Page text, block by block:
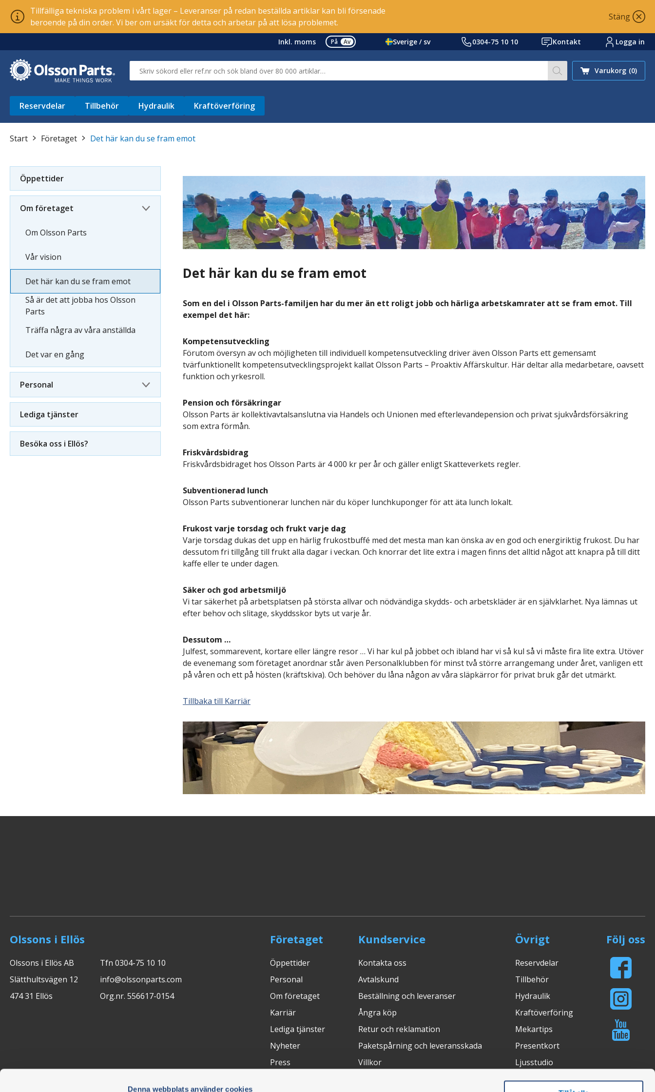
Denna webbplats använder cookies
Tillfälliga tekniska problem i vårt lager – Leveranser på redan beställda artiklar kan bli försenade
beroende på din order. Vi ber om ursäkt för detta och arbetar på att lösa problemet.
Stäng
Inkl. moms På Av Sverige / sv 0304-75 10 10 Kontakt Logga in
Skriv sökord eller
Varukorg (0)
Reservdelar Tillbehör Hydraulik Kraftöverföring
Start Företaget Det här kan du se fram emot
Öppettider
Om företaget
Om Olsson Parts
Vår vision
Det här kan du se fram emot
Så är det att jobba hos Olsson
Parts
Träffa några av våra anställda
Det var en gång
Personal
Lediga tjänster
Besöka oss i Ellös?
Det här kan du se fram emot
Som en del i Olsson Parts-familjen har du mer än ett roligt jobb och härliga arbetskamrater att se fram emot. Till
exempel det här:
Kompetensutveckling
Förutom översyn av och möjligheten till individuell kompetensutveckling driver även Olsson Parts ett gemensamt
tvärfunktionellt kompetensutvecklingsprojekt kallat Olsson Parts – Proaktiv Affärskultur. Här deltar alla medarbetare, oavsett
funktion och yrkesroll.
Pension och försäkringar
Olsson Parts är kollektivavtalsanslutna via Handels och Unionen med efterlevandepension och privat sjukvårdsförsäkring
som extra förmån.
Friskvårdsbidrag
Friskvårdsbidraget hos Olsson Parts är 4 000 kr per år och gäller enligt Skatteverkets regler.
Subventionerad lunch
Olsson Parts subventionerar lunchen när du köper lunchkuponger för att äta lunch lokalt.
Frukost varje torsdag och frukt varje dag
Varje torsdag dukas det upp en härlig frukostbuffé med det mesta man kan önska av en god och energiriktig frukost. Du har
dessutom fri tillgång till frukt alla dagar i veckan. Och knorrar det lite extra i magen finns det alltid något att knapra på till ditt
kaffe eller te under dagen.
Säker och god arbetsmiljö
Vi tar säkerhet på arbetsplatsen på största allvar och nödvändiga skydds- och arbetskläder är en självklarhet. Nya lämnas ut
efter behov och slitage, skyddsskor byts ut varje år.
Dessutom …
Julfest, sommarevent, kortare eller längre resor … Vi har kul på jobbet och ibland har vi så kul så vi måste fira lite extra. Utöver
de evenemang som företaget anordnar står även Personalklubben för minst två större arrangemang under året, vanligen ett
på våren och ett på hösten (kräftskiva). Och behöver du låna någon av våra släpkärror för privat bruk går det utmärkt.
Tillbaka till Karriär
Olssons i Ellös
Olssons i Ellös AB
Slätthultsvägen 12
474 31 Ellös
Tfn 0304-75 10 10
info@olssonparts.com
Org.nr. 556617-0154
Företaget
Öppettider
Personal
Om företaget
Karriär
Lediga tjänster
Nyheter
Press
Kundservice
Kontakta oss
Avtalskund
Beställning och leveranser
Ångra köp
Retur och reklamation
Paketspårning och leveransskada
Villkor
Övrigt
Reservdelar
Tillbehör
Hydraulik
Kraftöverföring
Mekartips
Presentkort
Ljusstudio
Köpguider
Följ oss